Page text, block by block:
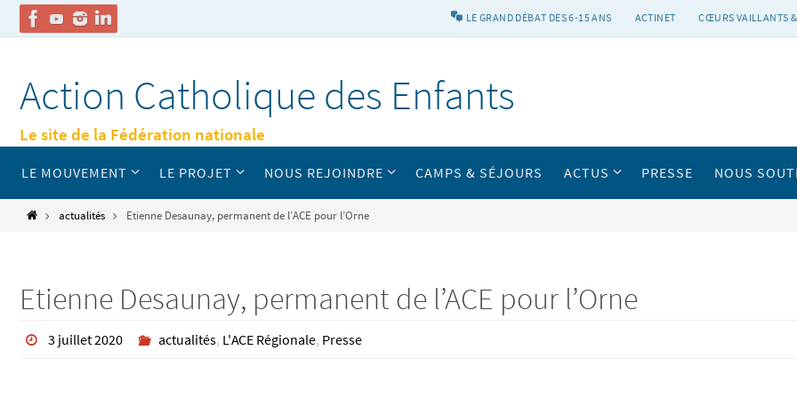
contenu
LE GRAND DÉBAT DES 6-15 ANS ACTINET CŒURS VAILLANTS
Action Catholique des Enfants
Le site de la Fédération nationale
contenu
LE MOUVEMENT LE PROJET NOUS REJOINDRE CAMPS & SÉJOURS ACTUS PRESSE NOUS
Homeactualités Etienne Desaunay, permanent de l’ACE pour l’Orne
Etienne Desaunay, permanent de l’ACE pour l’Orne
3 juillet 2020 actualités, L'ACE Régionale, Presse